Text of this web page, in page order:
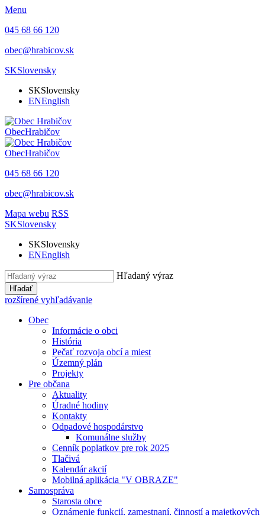
Menu
045 68 66 120
obec@hrabicov.sk
SKSlovensky
SKSlovensky
ENEnglish
ObecHrabičov
ObecHrabičov
045 68 66 120
obec@hrabicov.sk
Mapa webu RSS
SKSlovensky
SKSlovensky
ENEnglish
Hľadaný výraz
Hľadať
rozšírené vyhľadávanie
Obec
Informácie o obci
História
Pečať rozvoja obcí a miest
Územný plán
Projekty
Pre občana
Aktuality
Úradné hodiny
Kontakty
Odpadové hospodárstvo
Komunálne služby
Cenník poplatkov pre rok 2025
Tlačivá
Kalendár akcií
Mobilná aplikácia "V OBRAZE"
Samospráva
Starosta obce
Oznámenie funkcií, zamestnaní, činností a majetkových